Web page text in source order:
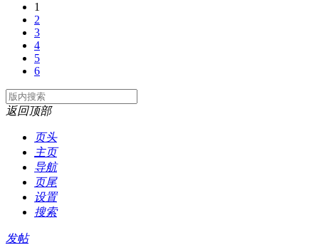
1
2
3
4
5
6
返回顶部
页头
主页
导航
页尾
设置
搜索
发帖